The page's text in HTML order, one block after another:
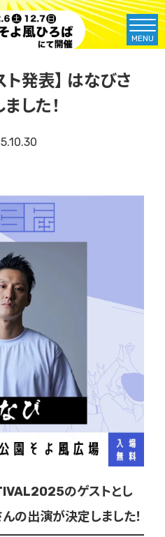
MENU
ト発表】 はなびさ
した！
のゲストとし
の出演が決定しました！